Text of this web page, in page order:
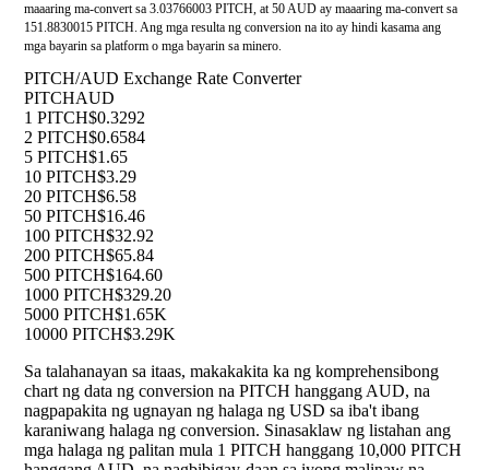
maaaring ma-convert sa 3.03766003 PITCH, at 50 AUD ay maaaring ma-convert sa
151.8830015 PITCH. Ang mga resulta ng conversion na ito ay hindi kasama ang
mga bayarin sa platform o mga bayarin sa minero.
PITCH/AUD Exchange Rate Converter
PITCHAUD
1 PITCH$0.3292
2 PITCH$0.6584
5 PITCH$1.65
10 PITCH$3.29
20 PITCH$6.58
50 PITCH$16.46
100 PITCH$32.92
200 PITCH$65.84
500 PITCH$164.60
1000 PITCH$329.20
5000 PITCH$1.65K
10000 PITCH$3.29K
Sa talahanayan sa itaas, makakakita ka ng komprehensibong
chart ng data ng conversion na PITCH hanggang AUD, na
nagpapakita ng ugnayan ng halaga ng USD sa iba't ibang
karaniwang halaga ng conversion. Sinasaklaw ng listahan ang
mga halaga ng palitan mula 1 PITCH hanggang 10,000 PITCH